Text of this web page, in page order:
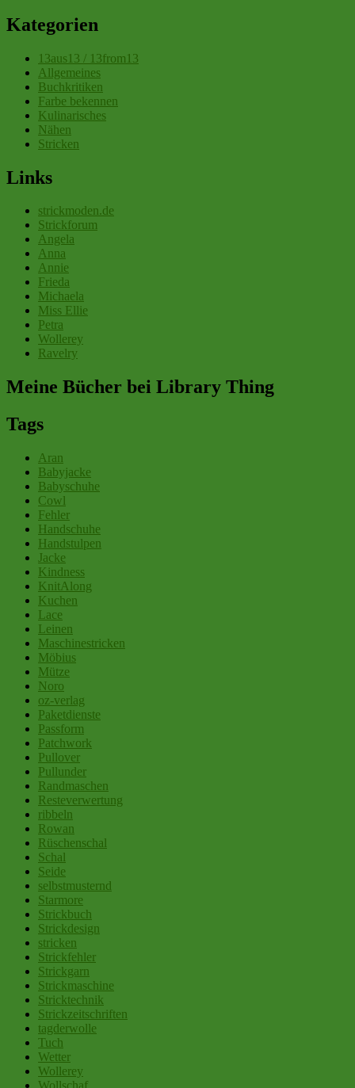
Kategorien
13aus13 / 13from13
Allgemeines
Buchkritiken
Farbe bekennen
Kulinarisches
Nähen
Stricken
Links
strickmoden.de
Strickforum
Angela
Anna
Annie
Frieda
Michaela
Miss Ellie
Petra
Wollerey
Ravelry
Meine Bücher bei Library Thing
Tags
Aran
Babyjacke
Babyschuhe
Cowl
Fehler
Handschuhe
Handstulpen
Jacke
Kindness
KnitAlong
Kuchen
Lace
Leinen
Maschinestricken
Möbius
Mütze
Noro
oz-verlag
Paketdienste
Passform
Patchwork
Pullover
Pullunder
Randmaschen
Resteverwertung
ribbeln
Rowan
Rüschenschal
Schal
Seide
selbstmusternd
Starmore
Strickbuch
Strickdesign
stricken
Strickfehler
Strickgarn
Strickmaschine
Stricktechnik
Strickzeitschriften
tagderwolle
Tuch
Wetter
Wollerey